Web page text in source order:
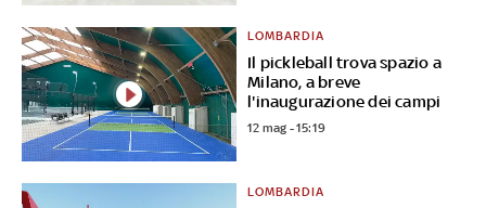
Il pickleball trova spazio a
Milano, a breve
l'inaugurazione dei campi
LOMBARDIA
12 mag - 15:19
LOMBARDIA